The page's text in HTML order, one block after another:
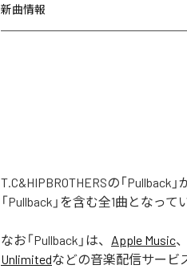
新曲情報
T.C&HIPBROTHERSの「
「Pullback」を含む全1曲となって
なお「Pullback 」は、 Apple Music、
Unlimitedなどの音楽配信サービ